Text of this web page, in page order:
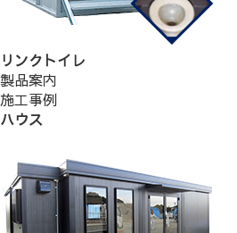
リンクトイレ
製品案内
施工事例
ハウス